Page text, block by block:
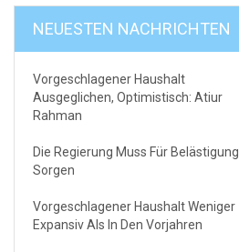
NEUESTEN NACHRICHTEN
Vorgeschlagener Haushalt
Ausgeglichen, Optimistisch: Atiur
Rahman
Die Regierung Muss Für Belästigung
Sorgen
Vorgeschlagener Haushalt Weniger
Expansiv Als In Den Vorjahren